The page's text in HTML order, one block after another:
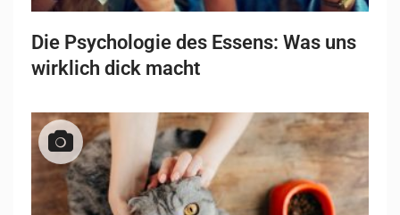
Die Psychologie des Essens: Was uns
wirklich dick macht